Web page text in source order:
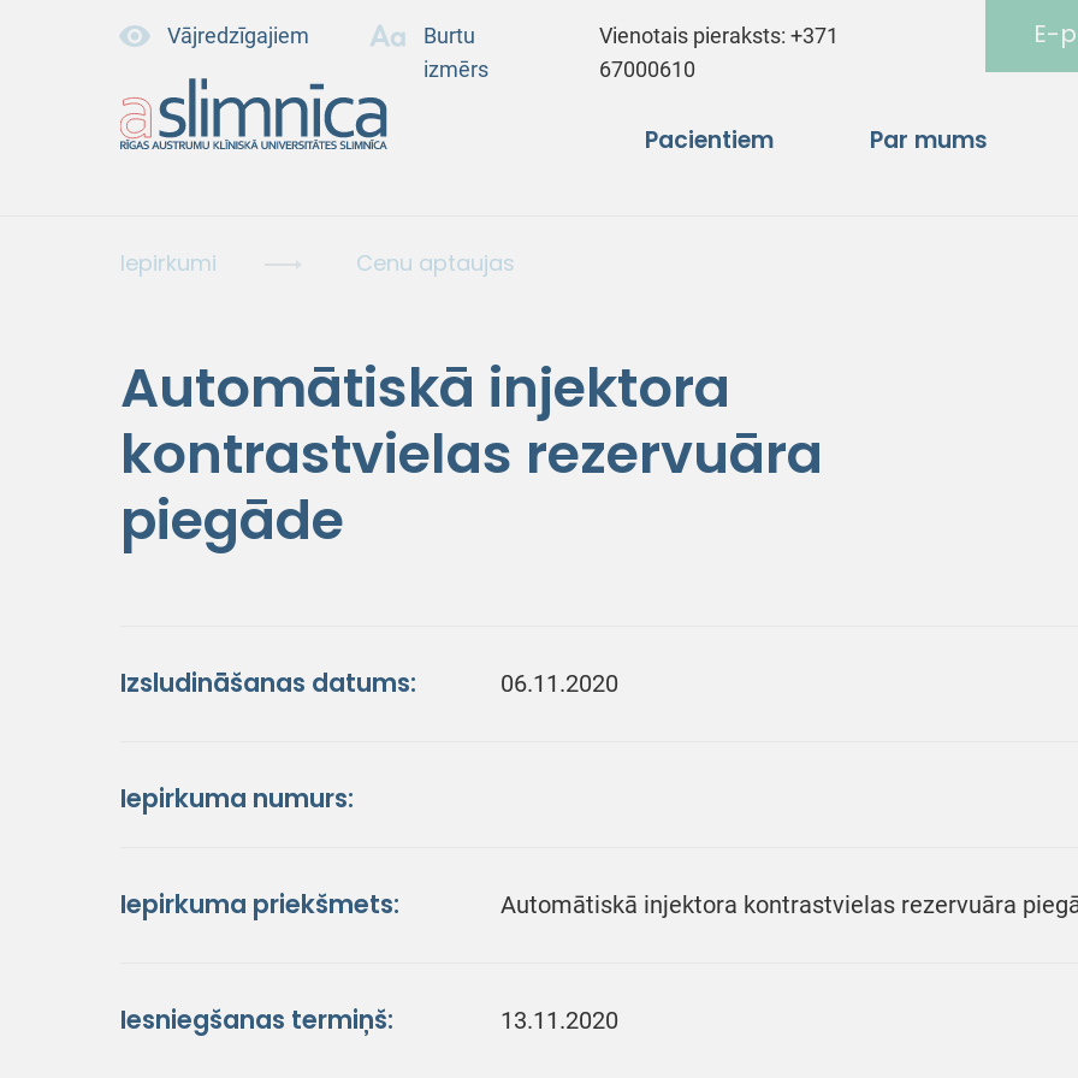
Vājredzīgajiem
Burtu
izmērs
Vienotais pieraksts:+371
67000610
E-
Pacientiem Par mums
Iepirkumi Cenu aptaujas
Automātiskā injektora
kontrastvielas rezervuāra
piegāde
Izsludināšanas datums: 06.11.2020
Iepirkuma numurs:
Iepirkuma priekšmets: Automātiskā injektora kontrastvielas rezervuāra
Iesniegšanas termiņš: 13.11.2020